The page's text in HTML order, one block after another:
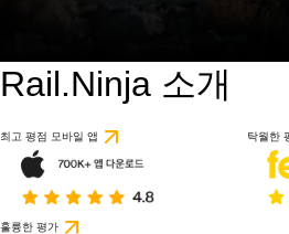
Rail.Ninja 소개
최고 평점 모바일 앱 탁월한
훌륭한 평가